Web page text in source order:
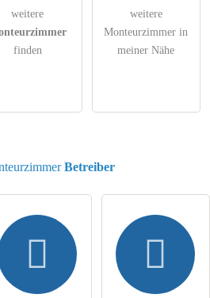
Abbrechen
öffentliche Fragen sind
individuelle Fragean den
weitere
finden
weitere
Monteurzimmer in
meiner Nähe
Betreiber